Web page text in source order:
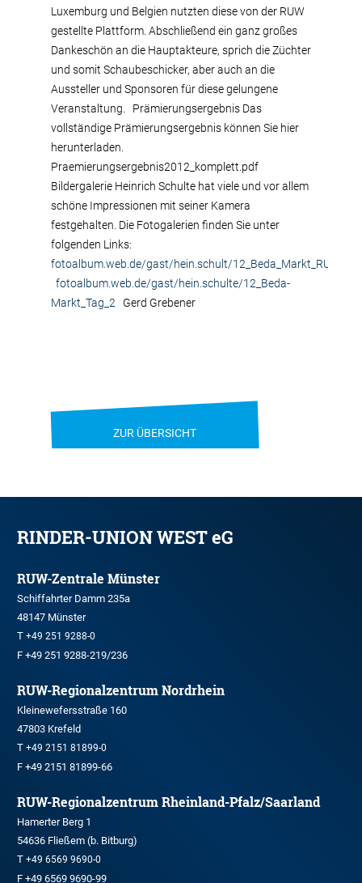
Luxemburg und Belgien nutzten diese von der RUW
gestellte Plattform. Abschließend ein ganz großes
Dankeschön an die Hauptakteure, sprich die Züchter
und somit Schaubeschicker, aber auch an die
Aussteller und Sponsoren für diese gelungene
Veranstaltung. Prämierungsergebnis Das
vollständige Prämierungsergebnis können Sie hier
herunterladen.
Praemierungsergebnis2012_komplett.pdf
Bildergalerie Heinrich Schulte hat viele und vor allem
schöne Impressionen mit seiner Kamera
festgehalten. Die Fotogalerien finden Sie unter
folgenden Links:
fotoalbum.web.de/gast/hein.schult/
fotoalbum.web.de/gast/hein.schulte/12_Beda-
Markt_Tag_2 Gerd Grebener
ZUR ÜBERSICHT
RINDER-UNION WEST eG
RUW-Zentrale Münster
Schiffahrter Damm 235a
48147 Münster
T +49 251 9288-0
F +49 251 9288-219/236
RUW-Regionalzentrum Nordrhein
Kleinewefersstraße 160
47803 Krefeld
T +49 2151 81899-0
F +49 2151 81899-66
RUW-Regionalzentrum Rheinland-Pfalz/Saarland
Hamerter Berg 1
54636 Fließem (b. Bitburg)
T +49 6569 9690-0
F +49 6569 9690-99